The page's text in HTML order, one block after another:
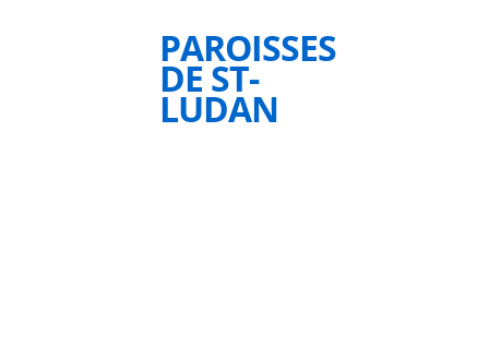
PAROISSES
DE ST-
LUDAN